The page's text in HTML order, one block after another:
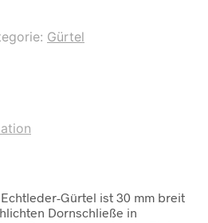
Gürtel
Gürtel ist 30 mm breit
Dornschließe in